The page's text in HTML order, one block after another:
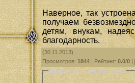
Наверное, так
получаем
детям, внукам,
благодарность.
(30.11.2013)
Просмотров: 1844 Рейтинг: 0.0/0
Другие статьи по теме: